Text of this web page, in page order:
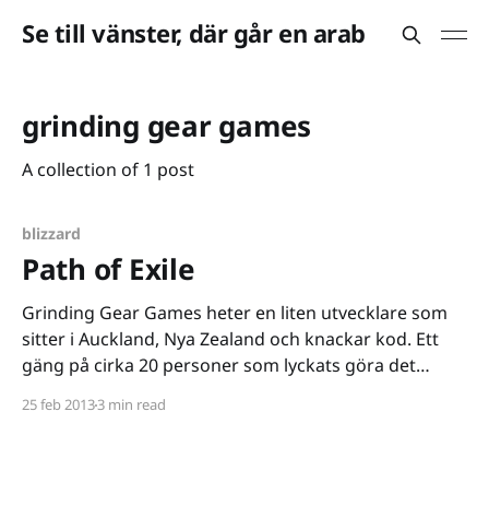
Se till vänster, där går en arab
grinding gear games
A collection of 1 post
blizzard
Path of Exile
Grinding Gear Games heter en liten utvecklare som
sitter i Auckland, Nya Zealand och knackar kod. Ett
gäng på cirka 20 personer som lyckats göra det
som sådant heter nu inte Diablo, utan Path of Exile
25 feb 20133 min read